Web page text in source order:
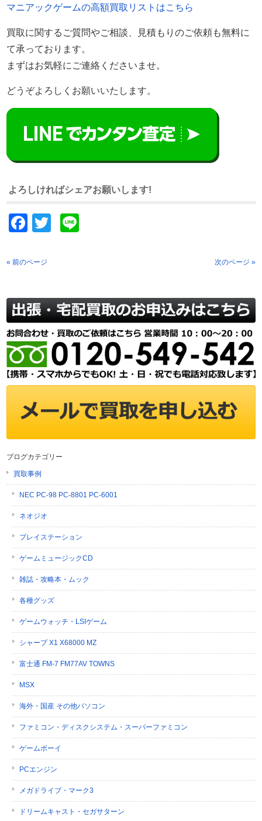
マニアックゲームの高額買取リストはこちら
買取に関するご質問やご相談、見積もりのご依頼も無料に
て承っております。
まずはお気軽にご連絡くださいませ。
どうぞよろしくお願いいたします。
よろしければシェアお願いします!
Facebook
Twitter
« 前のページ 次のページ »
ブログカテゴリー
買取事例
NEC PC-98 PC-8801 PC-6001
ネオジオ
プレイステーション
ゲームミュージックCD
雑誌・攻略本・ムック
各種グッズ
ゲームウォッチ・LSIゲーム
シャープ X1 X68000 MZ
富士通 FM-7 FM77AV TOWNS
MSX
海外・国産 その他パソコン
ファミコン・ディスクシステム・スーパーファミコン
ゲームボーイ
PCエンジン
メガドライブ・マーク3
ドリームキャスト・セガサターン